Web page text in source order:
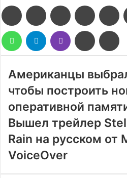
FacebookTwitter LinkedIn Pinterest
WhatsAppTelegram Viber
через
Американцы
чтобы построить
оперативной
Вышел трейлер
Rain на русском от
VoiceOver